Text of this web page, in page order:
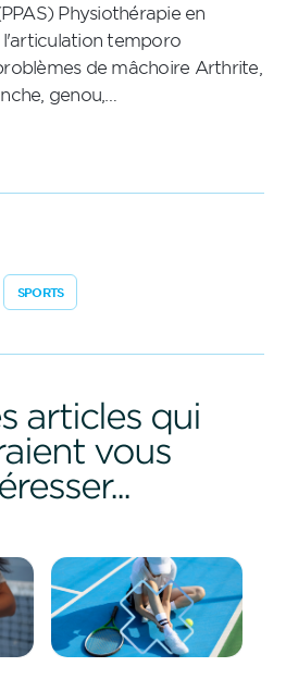
Physiothérapie en
temporo
de mâchoire Arthrite,
genou,…
SPORTS
articles qui
vous